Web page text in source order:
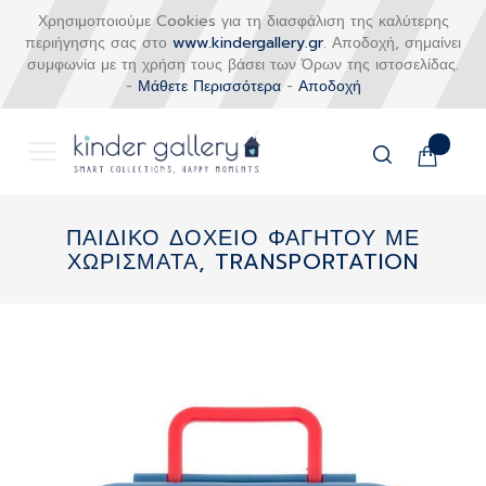
Χρησιμοποιούμε Cookies για τη διασφάλιση της καλύτερης
περιήγησης σας στο www.kindergallery.gr. Αποδοχή, σημαίνει
συμφωνία με τη χρήση τους βάσει των Όρων της ιστοσελίδας.
- Μάθετε Περισσότερα- Αποδοχή
Το
περιεχόμενοΠΑΙΔΙΚΟ ΔΟΧΕΙΟ ΦΑΓΗΤΟΥ ΜΕ
ΧΩΡΙΣΜΑΤΑ, TRANSPORTATION